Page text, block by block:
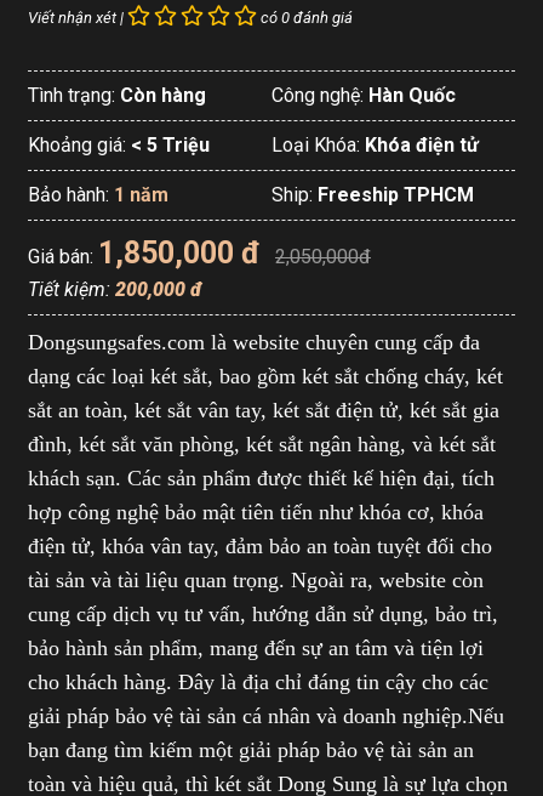
Viết nhận xét |
có 0 đánh giá
Tình trạng: Còn hàng Công nghệ: Hàn Quốc
Khoảng giá: < 5 Triệu Loại Khóa: Khóa điện tử
Bảo hành: 1 năm Ship: Freeship TPHCM
Giá bán: 1,850,000 đ
2,050,000đ
Tiết kiệm: 200,000 đ
Dongsungsafes.com là website chuyên cung cấp đa
dạng các loại két sắt, bao gồm két sắt chống cháy, két
sắt an toàn, két sắt vân tay, két sắt điện tử, két sắt gia
đình, két sắt văn phòng, két sắt ngân hàng, và két sắt
khách sạn. Các sản phẩm được thiết kế hiện đại, tích
hợp công nghệ bảo mật tiên tiến như khóa cơ, khóa
điện tử, khóa vân tay, đảm bảo an toàn tuyệt đối cho
tài sản và tài liệu quan trọng. Ngoài ra, website còn
cung cấp dịch vụ tư vấn, hướng dẫn sử dụng, bảo trì,
bảo hành sản phẩm, mang đến sự an tâm và tiện lợi
cho khách hàng. Đây là địa chỉ đáng tin cậy cho các
giải pháp bảo vệ tài sản cá nhân và doanh nghiệp.Nếu
bạn đang tìm kiếm một giải pháp bảo vệ tài sản an
toàn và hiệu quả, thì két sắt Dong Sung là sự lựa chọn